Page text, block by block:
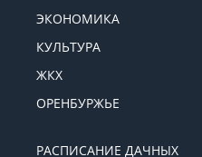
ЭКОНОМИКА
КУЛЬТУРА
ЖКХ
ОРЕНБУРЖЬЕ
РАСПИСАНИЕ ДАЧНЫХ